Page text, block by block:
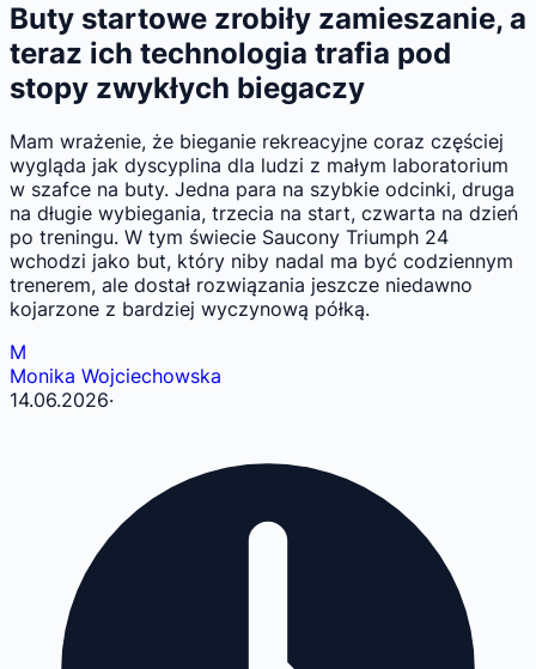
Buty startowe zrobiły zamieszanie, a
teraz ich technologia trafia pod
stopy zwykłych biegaczy
Mam wrażenie, że bieganie rekreacyjne coraz częściej
wygląda jak dyscyplina dla ludzi z małym laboratorium
w szafce na buty. Jedna para na szybkie odcinki, druga
na długie wybiegania, trzecia na start, czwarta na dzień
po treningu. W tym świecie Saucony Triumph 24
wchodzi jako but, który niby nadal ma być codziennym
trenerem, ale dostał rozwiązania jeszcze niedawno
kojarzone z bardziej wyczynową półką.
M
Monika Wojciechowska
14.06.2026·